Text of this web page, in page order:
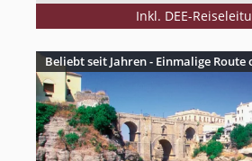
Inkl. DEE-
Beliebt seit Jahren - Einmalige Route